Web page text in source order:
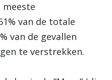
meeste
van de totale
van de gevallen
te verstrekken.